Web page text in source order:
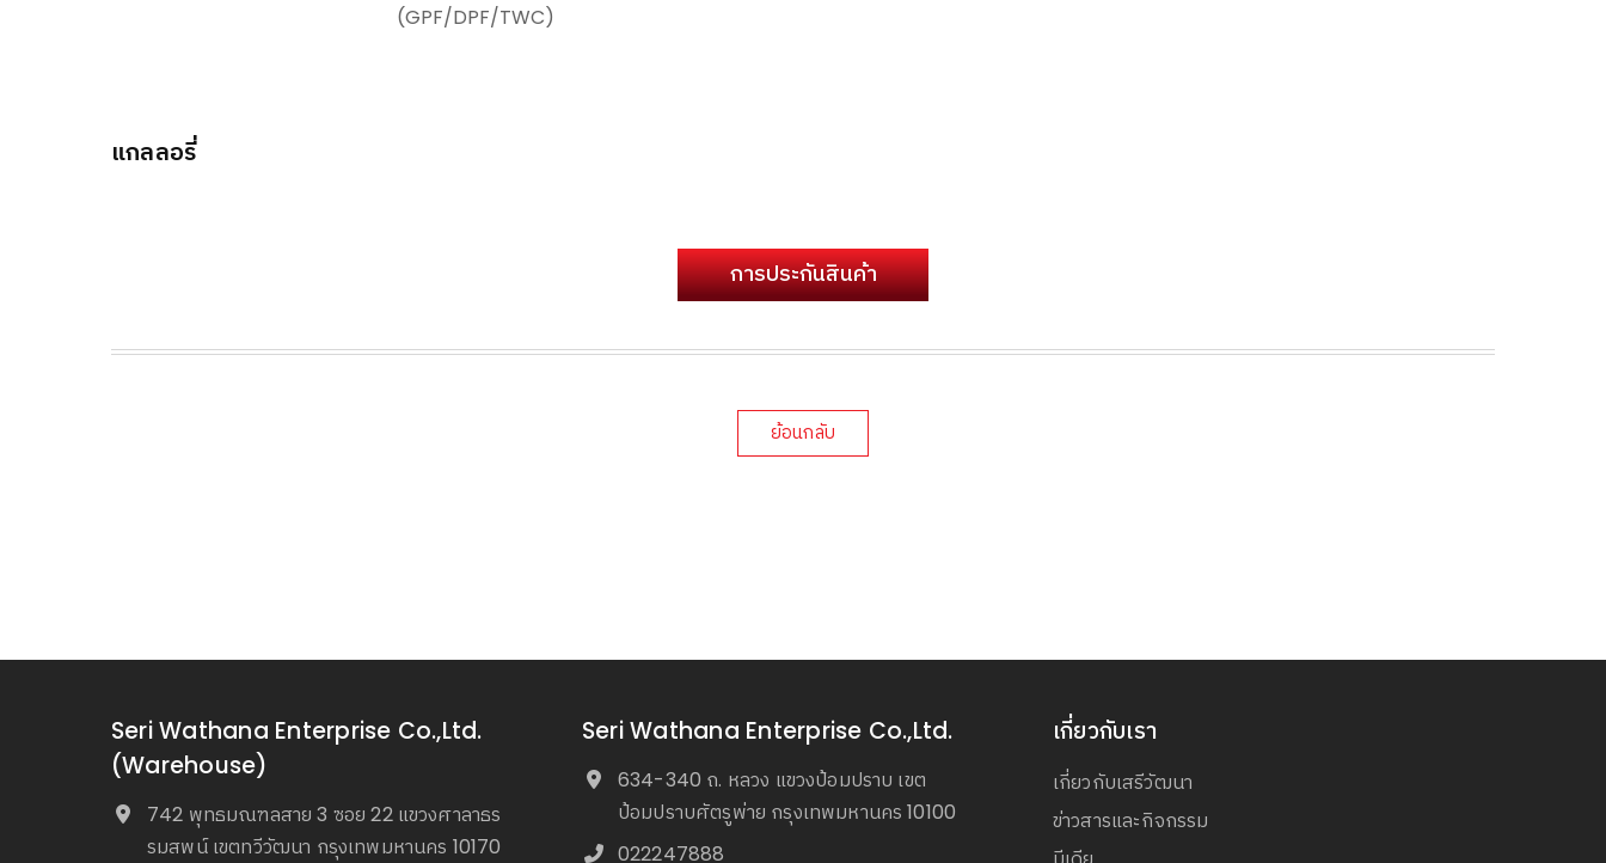
(GPF/DPF/TWC)
แกลลอรี่
การประกันสินค้า
ย้อนกลับ
Seri Wathana Enterprise Co.,Ltd.
(Warehouse)
742 พุทธมณฑลสาย 3 ซอย 22 แขวงศาลาธร
รมสพน์ เขตทวีวัฒนา กรุงเทพมหานคร 10170
Seri Wathana Enterprise Co.,Ltd.
634-340 ถ. หลวง แขวงป้อมปราบ เขต
ป้อมปราบศัตรูพ่าย กรุงเทพมหานคร 10100
022247888
เกี่ยวกับเรา
เกี่ยวกับเสรีวัฒนา
ข่าวสารและกิจกรรม